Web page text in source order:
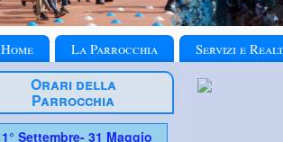
Home La Parrocchia Servizi e
Orari della
Parrocchia
1° Settembre- 31 Maggio